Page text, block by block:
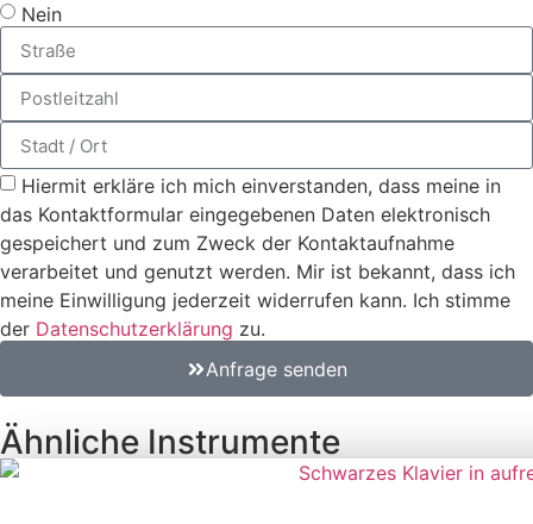
Nein
Hiermit erkläre ich mich einverstanden, dass meine in
das Kontaktformular eingegebenen Daten elektronisch
gespeichert und zum Zweck der Kontaktaufnahme
verarbeitet und genutzt werden. Mir ist bekannt, dass ich
meine Einwilligung jederzeit widerrufen kann. Ich stimme
der Datenschutzerklärung zu.
Anfrage senden
Ähnliche Instrumente